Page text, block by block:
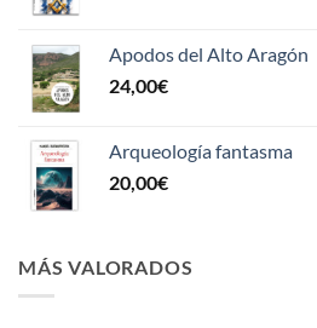
Apodos del Alto Aragón
24,00€
Arqueología fantasma
20,00€
MÁS VALORADOS